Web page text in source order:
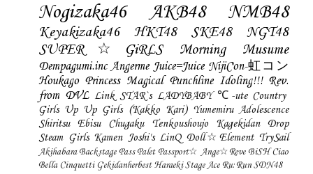
Nogizaka46 AKB48 NMB48
Keyakizaka46 HKT48 SKE48
NGT48
SUPER☆GiRLS
Morning Musume
Dempagumi.inc Angerme Juice=Juice NijiCon-虹コン
Houkago Princess Magical Punchline Idoling!!! Rev.
from DVL Link STAR`s LADYBABY ℃-ute Country
Girls Up Up Girls (Kakko Kari) Yumemiru Adolescence
Shiritsu Ebisu Chugaku
Tenkoushoujo Kagekidan
Drop
Steam Girls Kamen Joshi's LinQ Doll☆Element TrySail
Akihabara Backstage Pass Palet Passport☆ Ange☆Reve BiSH Ciao
Bella Cinquetti Gekidanherbest Haraeki Stage Ace Ru:Run SDN48